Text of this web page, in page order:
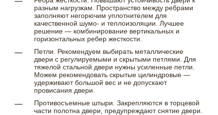
разным нагрузкам. Пространство между ребрами
заполняют негорючим уплотнителем для
качественной шумо- и теплоизоляции. Лучшее
решение — комбинирование вертикальных и
горизонтальных ребер жесткости.
Петли. Рекомендуем выбирать металлические
двери с регулируемыми и скрытыми петлями. Для
тяжелой стальной двери нужны усиленные петли.
Можем рекомендовать скрытые цилиндровые —
удерживают большой вес и не допускают
провисания двери.
Противосъемные штыри. Закрепляются в торцевой
части полотна двери, предупреждают снятие двери.